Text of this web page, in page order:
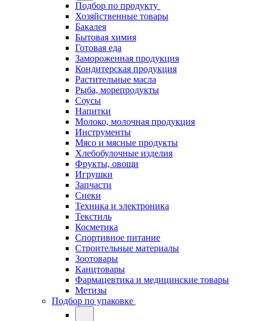
Подбор по продукту
Хозяйственные товары
Бакалея
Бытовая химия
Готовая еда
Замороженная продукция
Кондитерская продукция
Растительные масла
Рыба, морепродукты
Соусы
Напитки
Молоко, молочная продукция
Инструменты
Мясо и мясные продукты
Хлебобулочные изделия
Фрукты, овощи
Игрушки
Запчасти
Снеки
Техника и электроника
Текстиль
Косметика
Спортивное питание
Строительные материалы
Зоотовары
Канцтовары
Фармацевтика и медицинские товары
Метизы
Подбор по упаковке